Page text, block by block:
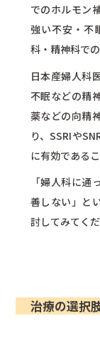
でのホルモン
強い不安・不
科・精神科で
日本産婦人科
不眠などの精
薬などの向精
り、SSRIや
に有効である
「婦人科に
善しない」と
討してみてくだ
治療の選択